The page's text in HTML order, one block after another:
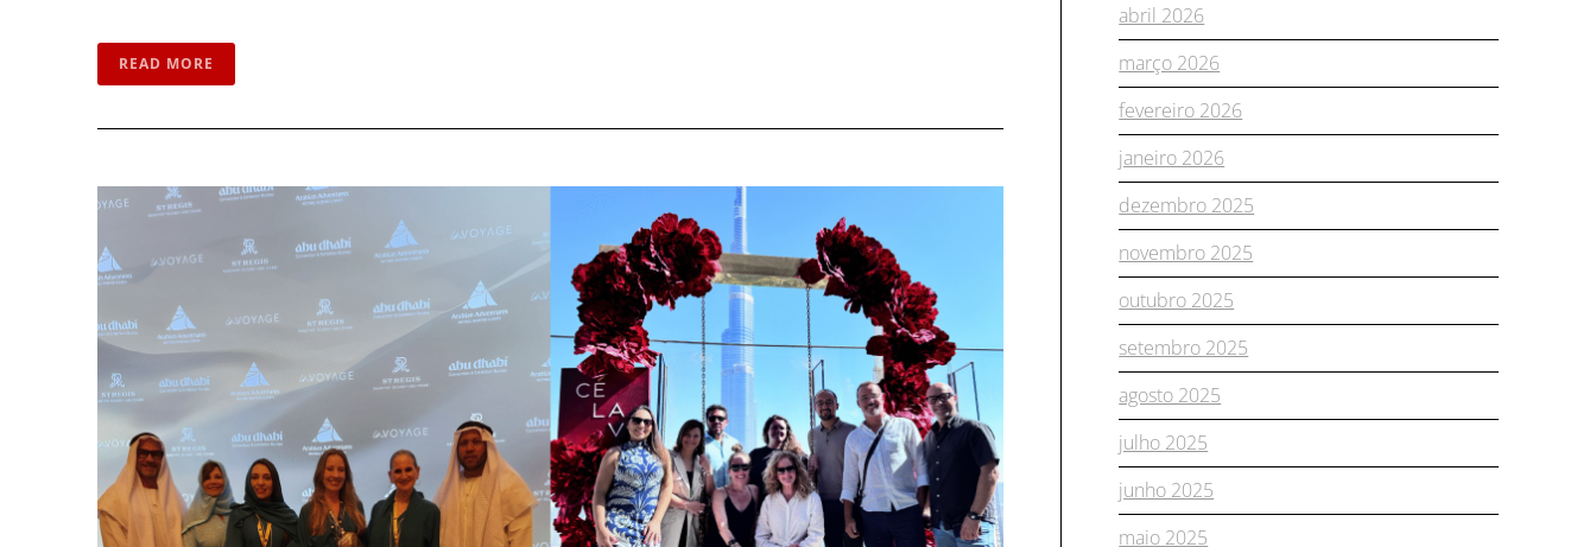
READ MORE
abril 2026
março 2026
fevereiro 2026
janeiro 2026
dezembro 2025
novembro 2025
outubro 2025
setembro 2025
agosto 2025
julho 2025
junho 2025
maio 2025